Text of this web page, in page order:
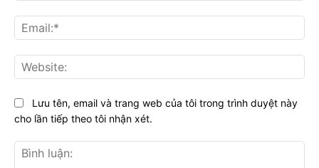
Lưu tên, email và trang web của tôi trong trình duyệt này
cho lần tiếp theo tôi nhận xét.